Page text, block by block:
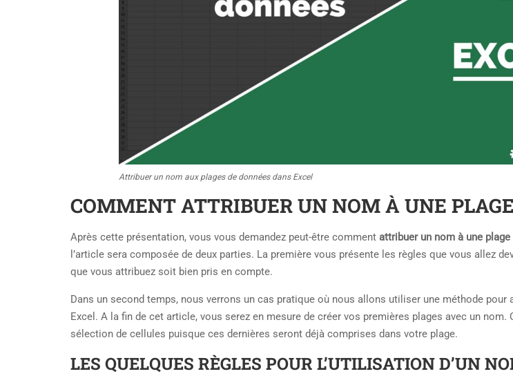
Attribuer un nom aux plages de données dans Excel
COMMENT ATTRIBUER UN NOM À UNE
Après cette présentation, vous vous demandez peut-être comment attribuer un nom à une plage
l’article sera composée de deux parties. La première vous présente les règles que vous allez
que vous attribuez soit bien pris en compte.
Dans un second temps, nous verrons un cas pratique où nous allons utiliser une méthode pour
Excel. A la fin de cet article, vous serez en mesure de créer vos premières plages avec un nom.
sélection de cellules puisque ces dernières seront déjà comprises dans votre plage.
LES QUELQUES RÈGLES POUR L’UTILISATION D’UN